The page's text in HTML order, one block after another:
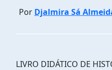
Por Djalmira Sá
LIVRO DIDÁTICO DE